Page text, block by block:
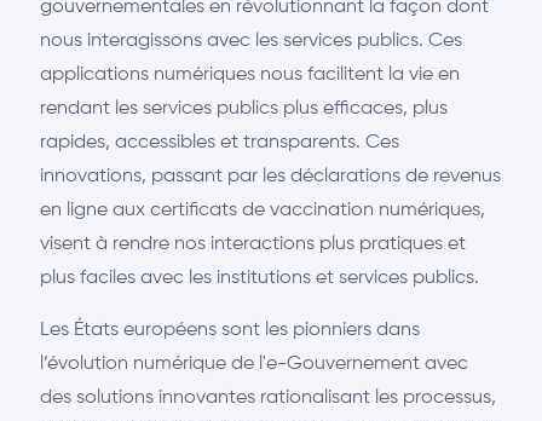
gouvernementales en révolutionnant la façon dont
nous interagissons avec les services publics. Ces
applications numériques nous facilitent la vie en
rendant les services publics plus efficaces, plus
rapides, accessibles et transparents. Ces
innovations, passant par les déclarations de revenus
en ligne aux certificats de vaccination numériques,
visent à rendre nos interactions plus pratiques et
plus faciles avec les institutions et services publics.
Les États européens sont les pionniers dans
l’évolution numérique de l'e-Gouvernement avec
des solutions innovantes rationalisant les processus,